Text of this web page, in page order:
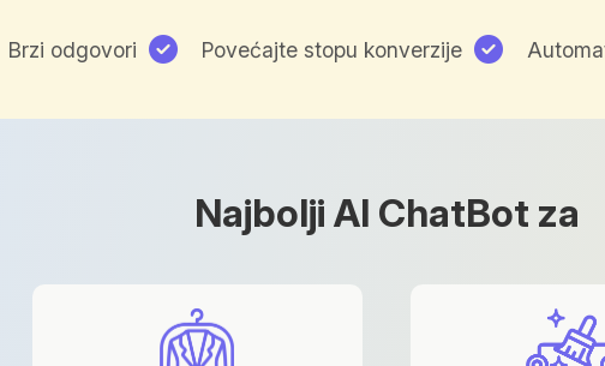
Brzi odgovori Povećajte stopu konverzije
Najbolji AI ChatBot za